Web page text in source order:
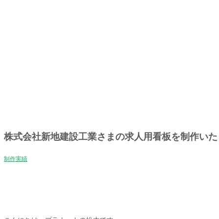
株式会社新地建設工業さまの求人用看板を制作い
制作実績